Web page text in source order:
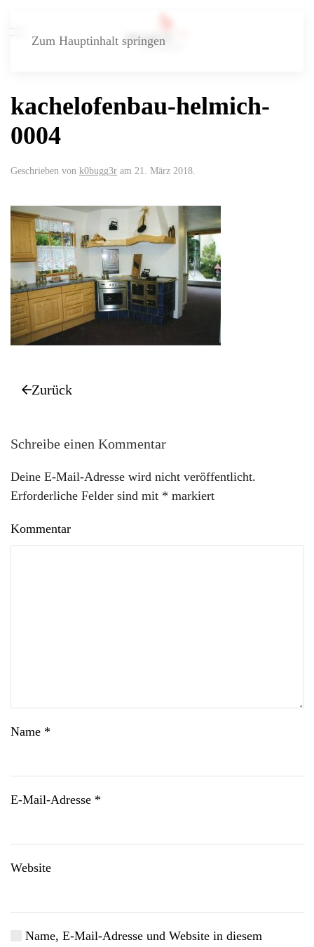
Zum Hauptinhalt springen
kachelofenbau-helmich-
0004
Geschrieben von k0bugg3r am 21. März 2018.
Zurück
Schreibe einen Kommentar
Deine E-Mail-Adresse wird nicht veröffentlicht.
Erforderliche Felder sind mit * markiert
Kommentar
Name *
E-Mail-Adresse *
Website
Name, E-Mail-Adresse und Website in diesem